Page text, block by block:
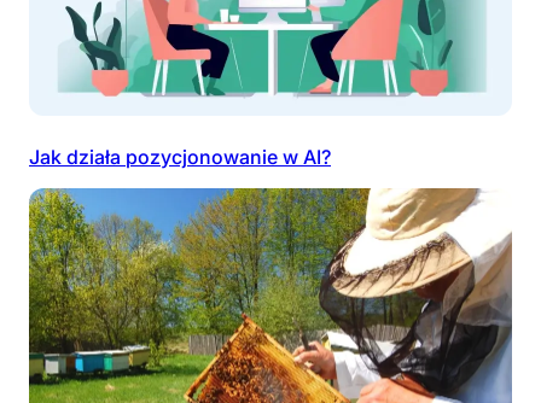
Jak działa pozycjonowanie w AI?